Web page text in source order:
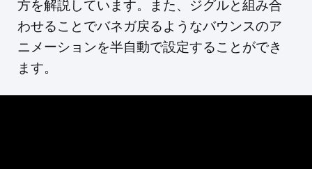
方を解説しています。また、ジグルと組み合
わせることでバネガ戻るようなバウンスのア
ニメーションを半自動で設定することができ
ます。